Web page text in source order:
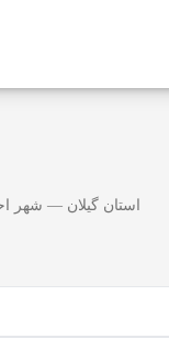
استان گیلان — شهر